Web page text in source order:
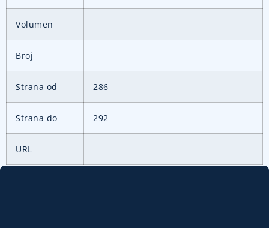
Volumen
Broj
Strana od 286
Strana do 292
URL